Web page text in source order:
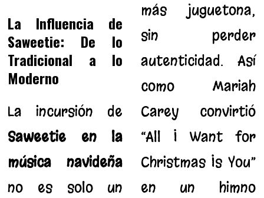
La Influencia de
Saweetie: De lo
Tradicional a lo
Moderno
La incursión de
Saweetie en la
música navideña
no es solo un
más juguetona,
sin perder
autenticidad. Así
como Mariah
Carey convirtió
“All I Want for
Christmas Is You”
en un himno